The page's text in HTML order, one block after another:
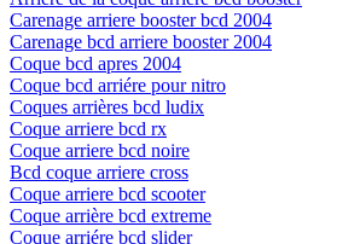
Carenage arriere booster bcd 2004
Carenage bcd arriere booster 2004
Coque bcd apres 2004
Coque bcd arriére pour nitro
Coques arrières bcd ludix
Coque arriere bcd rx
Coque arriere bcd noire
Bcd coque arriere cross
Coque arriere bcd scooter
Coque arrière bcd extreme
Coque arriére bcd slider